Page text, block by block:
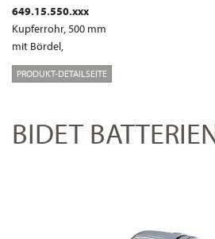
649.15.550.xxx
Kupferrohr, 500 mm
mit Bördel,
PRODUKT-DETAILSEITE
BIDET